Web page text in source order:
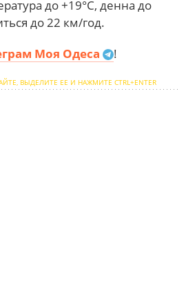
до +19°С, денна до
до 22 км/год.
Моя Одеса !
ВЫДЕЛИТЕ ЕЕ И НАЖМИТЕ CTRL+ENTER